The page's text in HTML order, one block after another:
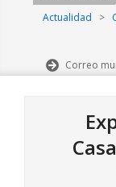
Actualidad
>
Correo